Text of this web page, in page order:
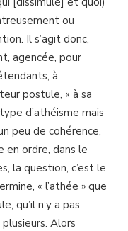
ou
Il s’agit donc,
agencée, pour
à
postule, « à sa
type d’athéisme mais
peu de cohérence,
en ordre, dans le
la question, c’est le
« l’athée » que
qu’il n’y a pas
Alors